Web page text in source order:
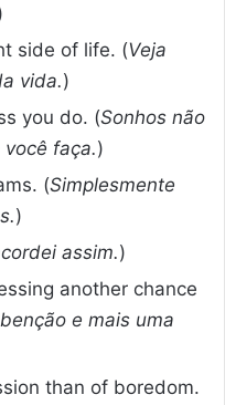
side of life. (Veja
vida.)
you do. (Sonhos não
faça.)
(Simplesmente
)
assim.)
another chance
e mais uma
than of boredom.